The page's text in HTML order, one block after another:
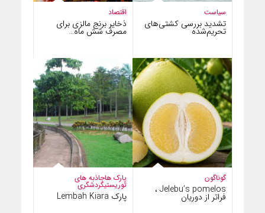
اقتصاد
ذخایر برنج مالزی برای
مصرف شش ماه…
سیاست
تشدید بررسی کشتی‌های
تحریم‌شده
پارک هاجاذبه های
توریستیگردشگری
پارک Lembah Kiara
گوناگون
Jelebu’s pomelos ،
فراتر از دوریان